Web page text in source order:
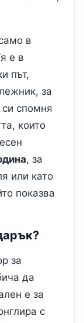
в
е в
път,
за
спомня
които
, за
или като
показва
за
да
е за
с